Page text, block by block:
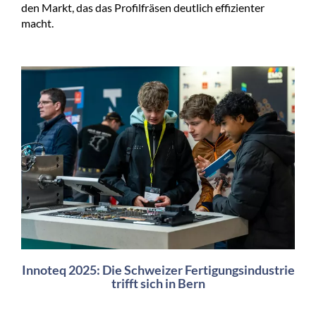
den Markt, das das Profilfräsen deutlich effizienter
macht.
Innoteq 2025: Die Schweizer Fertigungsindustrie
trifft sich in Bern